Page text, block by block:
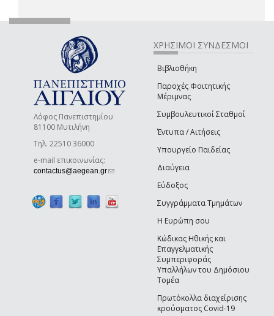
Λόφος Πανεπιστημίου
81100 Μυτιλήνη
Τηλ. 22510 36000
e-mail επικοινωνίας:
contactus@aegean.gr(link sends e-mail)
ΧΡΗΣΙΜΟΙ ΣΥΝΔΕΣΜΟΙ
Βιβλιοθήκη
Παροχές Φοιτητικής
Μέριμνας
Συμβουλευτικοί Σταθμοί
Έντυπα / Αιτήσεις
Υπουργείο Παιδείας
Διαύγεια
Εύδοξος
Συγγράμματα Τμημάτων
Η Ευρώπη σου
Κώδικας Ηθικής και
Επαγγελματικής
Συμπεριφοράς
Υπαλλήλων του Δημόσιου
Τομέα
Πρωτόκολλα διαχείρισης
κρούσματος Covid-19